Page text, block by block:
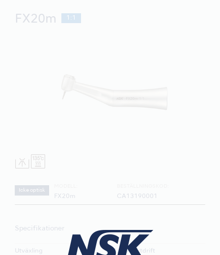
FX20m 1:1
Icke optisk
FX20m CA13190001
Specifikationer
Utväxling 1:1 Direktdrift